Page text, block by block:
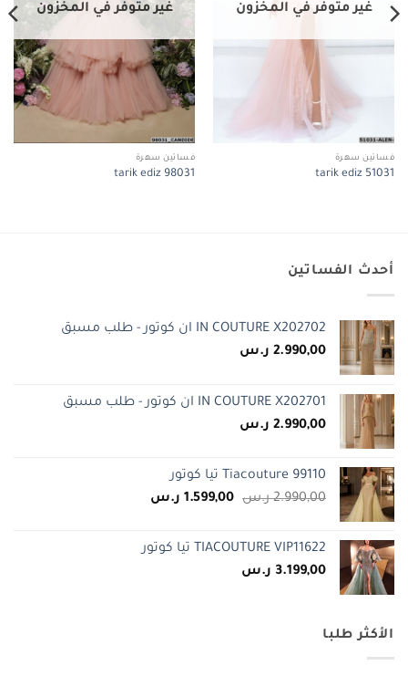
غير متوفر في المخزون
فساتين سهرة
tarik ediz 51031
غير متوفر في المخزون
فساتين سهرة
tarik ediz 98031
أحدث الفساتين
IN COUTURE X202702 ان كوتور - طلب مسبق
2.990,00 ر.س
IN COUTURE X202701 ان كوتور - طلب مسبق
2.990,00 ر.س
Tiacouture 99110 تيا كوتور
2.990,00 ر.س السعر
2.990,00 ر.س.
1.599,00 ر.سالسعر
1.599,00 ر.س.
TIACOUTURE VIP11622 تيا كوتور
3.199,00 ر.س
الأكثر طلبا